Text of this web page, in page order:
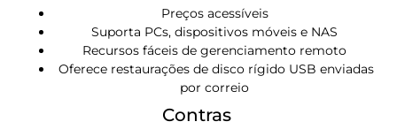
Preços acessíveis
Suporta PCs, dispositivos móveis e NAS
Recursos fáceis de gerenciamento remoto
Oferece restaurações de disco rígido USB enviadas
por correio
Contras